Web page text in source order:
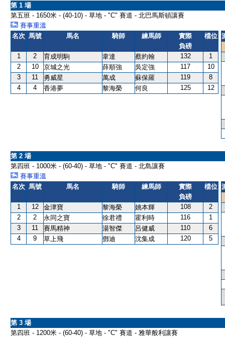
第 1 場
第五班 - 1650米 - (40-10) - 草地 - "C" 賽道 - 北巴馬斯頓讓賽
賽事重溫
名次 馬號 馬名 騎師 練馬師
實際
負磅
檔位
1 2 育成明駒 韋達 蔡約翰 132
1
2
10 京城之光 薛順強 吳定強 117
10
3
11 勇威星 萬成 蘇保羅 119
8
4
4 香港夢 黎海榮 何良 125 12
第 2 場
第四班 - 1000米 - (60-40) - 草地 - "C" 賽道 - 北島讓賽
賽事重溫
名次 馬號 馬名 騎師 練馬師
實際
負磅
檔位
1 12 金津寶 黎海榮 姚本輝 108
2
2
2 永同之寶 徐君禮 霍利時 116
1
3
11 賽馬精神 湯智傑 呂健威 110
6
4
9 草上飛 鄧迪 沈集成 120 5
第 3 場
第四班 - 1200米 - (60-40) - 草地 - "C" 賽道 - 雅華般利讓賽